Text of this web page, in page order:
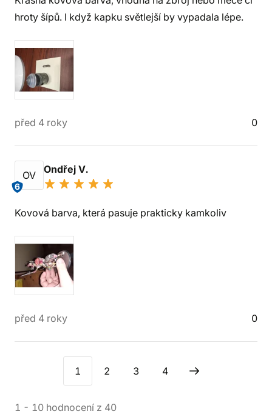
hroty šípů. I když kapku světlejší by vypadala lépe.
před 4 roky 0
OV
6
Ondřej V.
Kovová barva, která pasuje prakticky kamkoliv
před 4 roky 0
1 2 3 4
1 - 10 hodnocení z 40